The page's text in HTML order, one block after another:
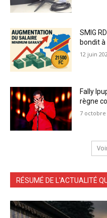
SMIG
bondit
12 juin
Fally
règne
7 octobre
RÉSUMÉ DE L'ACTUALITÉ